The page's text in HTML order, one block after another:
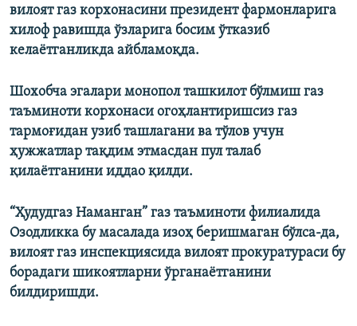
вилоят газ корхонасини президент фармонларига
хилоф равишда ўзларига босим ўтказиб
келаётганликда айбламоқда.
Шохобча эгалари монопол ташкилот бўлмиш газ
таъминоти корхонаси огоҳлантиришсиз газ
тармоғидан узиб ташлагани ва тўлов учун
ҳужжатлар тақдим этмасдан пул талаб
қилаётганини иддао қилди.
“Ҳудудгаз Наманган” газ таъминоти филиалида
Озодликка бу масалада изоҳ беришмаган бўлса-да,
вилоят газ инспекциясида вилоят прокуратураси бу
борадаги шикоятларни ўрганаётганини
билдиришди.